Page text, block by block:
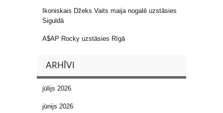
Ikoniskais Džeks Vaits maija nogalē uzstāsies
Siguldā
A$AP Rocky uzstāsies Rīgā
ARHĪVI
jūlijs 2026
jūnijs 2026